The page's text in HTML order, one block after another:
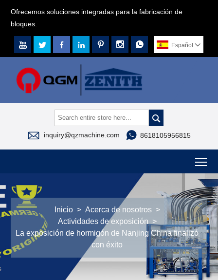
Ofrecemos soluciones integradas para la fabricación de
bloques.
       Español 

 inquiry@qzmachine.com  8618105956815
Inicio > Acerca de nosotros >
Actividades de exposición >
La exposición de hormigón de Nanjing China finalizó
con éxito